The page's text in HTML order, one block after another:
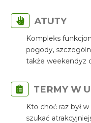
ATUTY
Kompleks
pogody,
także weekendyz
TERMY W
Kto choć raz był
szukać